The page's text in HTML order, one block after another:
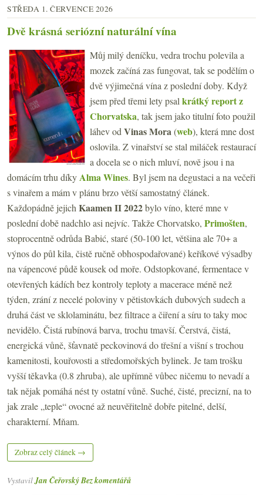
STŘEDA 1. ČERVENCE 2026
Dvě krásná seriózní naturální vína
Můj milý deníčku, vedra trochu polevila a
mozek začíná zas fungovat, tak se podělím o
dvě výjimečná vína z poslední doby. Když
jsem před třemi lety psal krátký report z
Chorvatska, tak jsem jako titulní foto použil
láhev od Vinas Mora(web), která mne dost
oslovila. Z vinařství se stal miláček restaurací
a docela se o nich mluví, nově jsou i na
domácím trhu díkyAlma Wines. Byl jsem na degustaci a na večeři
s vinařem a mám v plánu brzo větší samostatný článek.
Každopádně jejich Kaamen II 2022bylo víno, které mne v
poslední době nadchlo asi nejvíc. Takže Chorvatsko, Primošten,
stoprocentně odrůda Babić, staré (50-100 let, většina ale 70+ a
výnos do půl kila, čistě ručně obhospodařované) keříkové výsadby
na vápencové půdě kousek od moře. Odstopkované, fermentace v
otevřených kádích bez kontroly teploty a macerace méně než
týden, zrání z necelé poloviny v pětistovkách dubových sudech a
druhá část ve sklolaminátu, bez filtrace a čiření a síru to taky moc
nevidělo. Čistá rubínová barva, trochu tmavší. Čerstvá, čistá,
energická vůně, šťavnatě peckovinová do třešní a višní s trochou
kamenitosti, kouřovosti a středomořských bylinek. Je tam trošku
vyšší těkavka (0.8 zhruba), ale upřímně vůbec ničemu to nevadí a
tak nějak pomáhá nést ty ostatní vůně. Suché, čisté, precizní, na to
jak zrale „teple“ ovocné až neuvěřitelně dobře pitelné, delší,
charakterní. Mňam.
Zobraz celý článek →
VystavilJan ČeřovskýBez komentářů